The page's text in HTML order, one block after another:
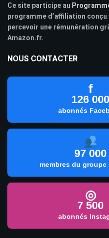
Ce site participe au
programme d’affiliation
percevoir une rémunération
Amazon.fr.
NOUS CONTACTER
f
126 000
abonnés
97 000
membres du groupe
◎
7 500
abonnés